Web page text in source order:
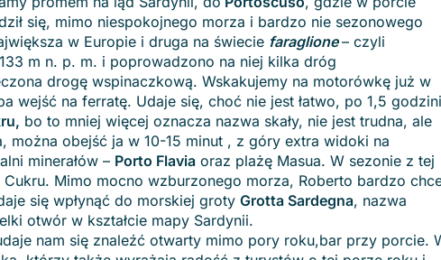
się, mimo niespokojnego morza i bardzo nie sezonowego
w Europie i druga na świecie faraglione– czyli
m n. p. m. i poprowadzono na niej kilka dróg
drogę wspinaczkową. Wskakujemy na motorówkę już w
wejść na ferratę. Udaje się, choć nie jest łatwo, po 1,5
bo to mniej więcej oznacza nazwa skały, nie jest trudna, ale
można obejść ja w 10-15 minut , z góry extra widoki na
minerałów – Porto Flavia oraz plażę Masua. W sezonie z tej
Mimo mocno wzburzonego morza, Roberto bardzo
się wpłynąć do morskiej groty Grotta Sardegna, nazwa
otwór w kształcie mapy Sardynii.
nam się znaleźć otwarty mimo pory roku,bar przy porcie.